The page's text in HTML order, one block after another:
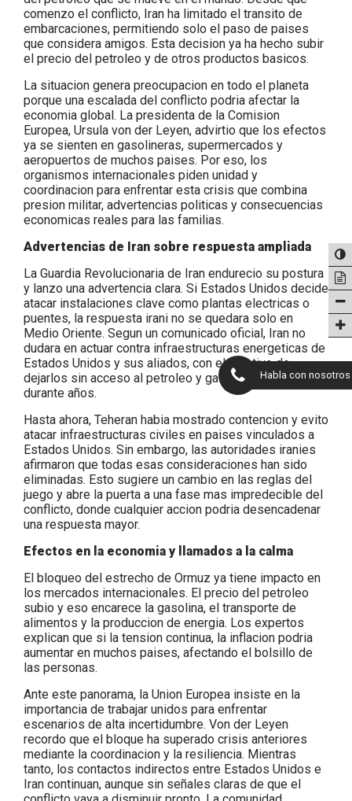
comenzo el conflicto, Iran ha limitado el transito de
embarcaciones, permitiendo solo el paso de paises
que considera amigos. Esta decision ya ha hecho subir
el precio del petroleo y de otros productos basicos.
La situacion genera preocupacion en todo el planeta
porque una escalada del conflicto podria afectar la
economia global. La presidenta de la Comision
Europea, Ursula von der Leyen, advirtio que los efectos
ya se sienten en gasolineras, supermercados y
aeropuertos de muchos paises. Por eso, los
organismos internacionales piden unidad y
coordinacion para enfrentar esta crisis que combina
presion militar, advertencias politicas y consecuencias
economicas reales para las familias.
Advertencias de Iran sobre respuesta ampliada
La Guardia Revolucionaria de Iran endurecio su postura
y lanzo una advertencia clara. Si Estados Unidos decide
atacar instalaciones clave como plantas electricas o
puentes, la respuesta irani no se quedara solo en
Medio Oriente. Segun un comunicado oficial, Iran no
dudara en actuar contra infraestructuras energeticas de
Estados Unidos y sus aliados, con el objetivo de
dejarlos sin acceso al petroleo y gas de la region
durante años.
Hasta ahora, Teheran habia mostrado contencion y evito
atacar infraestructuras civiles en paises vinculados a
Estados Unidos. Sin embargo, las autoridades iranies
afirmaron que todas esas consideraciones han sido
eliminadas. Esto sugiere un cambio en las reglas del
juego y abre la puerta a una fase mas impredecible del
conflicto, donde cualquier accion podria desencadenar
una respuesta mayor.
Efectos en la economia y llamados a la calma
El bloqueo del estrecho de Ormuz ya tiene impacto en
los mercados internacionales. El precio del petroleo
subio y eso encarece la gasolina, el transporte de
alimentos y la produccion de energia. Los expertos
explican que si la tension continua, la inflacion podria
aumentar en muchos paises, afectando el bolsillo de
las personas.
Ante este panorama, la Union Europea insiste en la
importancia de trabajar unidos para enfrentar
escenarios de alta incertidumbre. Von der Leyen
recordo que el bloque ha superado crisis anteriores
mediante la coordinacion y la resiliencia. Mientras
tanto, los contactos indirectos entre Estados Unidos e
Iran continuan, aunque sin señales claras de que el
Habla con nosotros